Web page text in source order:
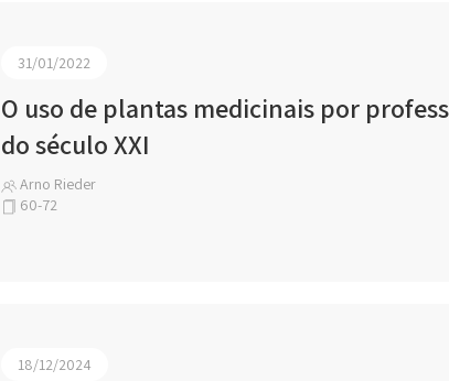
31/01/2022
O uso de plantas medicinais por
do século XXI
Arno Rieder
60-72
18/12/2024